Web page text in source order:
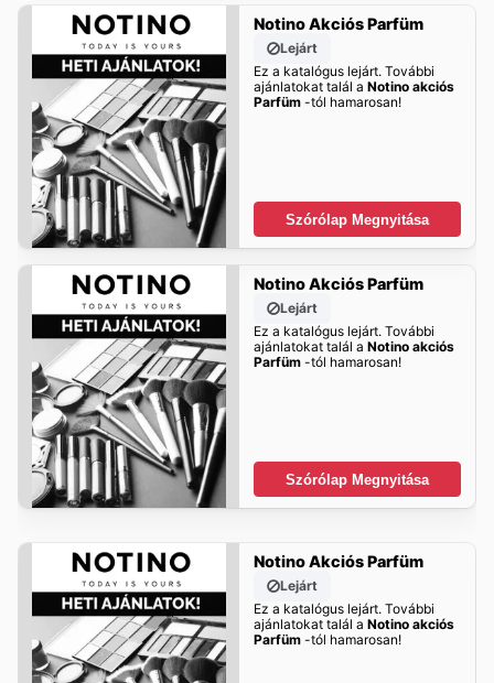
Notino Akciós Parfüm
Lejárt
Ez a katalógus lejárt. További
ajánlatokat talál a Notino akciós
Parfüm-tól hamarosan!
Szórólap Megnyitása
Notino Akciós Parfüm
Lejárt
Ez a katalógus lejárt. További
ajánlatokat talál a Notino akciós
Parfüm-tól hamarosan!
Szórólap Megnyitása
Notino Akciós Parfüm
Lejárt
Ez a katalógus lejárt. További
ajánlatokat talál a Notino akciós
Parfüm-tól hamarosan!